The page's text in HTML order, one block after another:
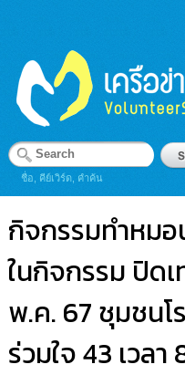
ชื่อ, คีย์เวิร์ด, คำค้น
กิจกรรมทำหมอ
ในกิจกรรม ปิด
พ.ค. 67 ชุมชนโ
ร่วมใจ 43 เวลา